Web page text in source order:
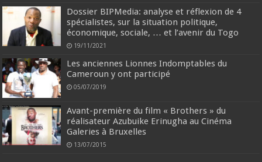
Dossier BIPMedia: analyse et réflexion de 4
spécialistes, sur la situation politique,
économique, sociale, … et l’avenir du Togo
19/11/2021
Les anciennes Lionnes Indomptables du
Cameroun y ont participé
05/07/2019
Avant-première du film « Brothers » du
réalisateur Azubuike Erinugha au Cinéma
Galeries à Bruxelles
13/07/2015